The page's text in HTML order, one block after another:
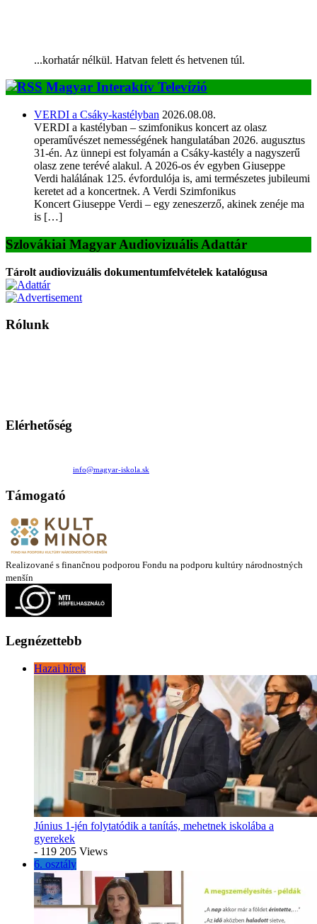
...korhatár nélkül. Hatvan felett és hetvenen túl.
Magyar Interaktív Televízió
VERDI a Csáky-kastélyban 2026.08.08.
VERDI a kastélyban – szimfonikus koncert az olasz
operaművészet nemességének hangulatában 2026. augusztus
31-én. Az ünnepi est folyamán a Csáky-kastély a nagyszerű
olasz zene terévé alakul. A 2026-os év egyben Giuseppe
Verdi halálának 125. évfordulója is, ami természetes jubileumi
keretet ad a koncertnek. A Verdi Szimfonikus
Koncert Giuseppe Verdi – egy zeneszerző, akinek zenéje ma
is […]
Szlovákiai Magyar Audiovizuális Adattár
Tárolt audiovizuális dokumentumfelvételek katalógusa
Rólunk
Elérhetőség
info@magyar-iskola.sk
Támogató
Realizované s finančnou podporou Fondu na podporu kultúry národnostných
menšín
Legnézettebb
Hazai hírek
Június 1-jén folytatódik a tanítás, mehetnek iskolába a
gyerekek
- 119 205 Views
6. osztály